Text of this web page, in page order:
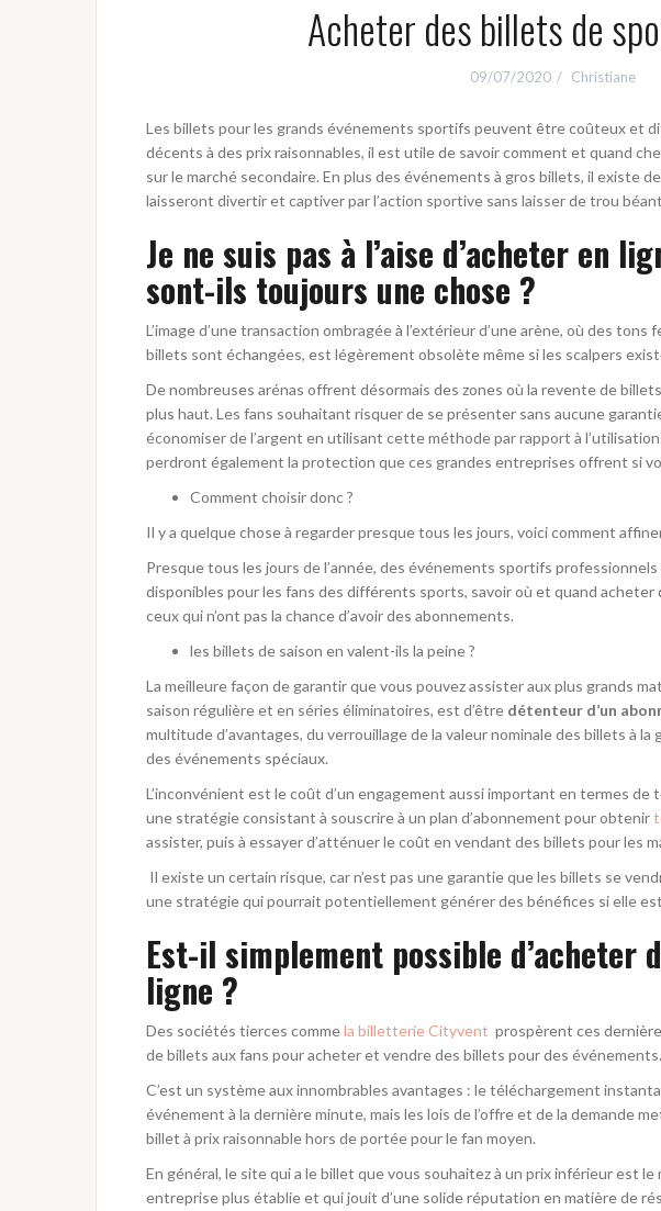
Acheter des billets de
09/07/2020 Christiane
Les billets pour les grands événements sportifs peuvent être coûteux et
décents à des prix raisonnables, il est utile de savoir comment et quand
sur le marché secondaire. En plus des événements à gros billets, il existe
laisseront divertir et captiver par l’action sportive sans laisser de trou
Je ne suis pas à l’aise d’acheter en
sont-ils toujours une chose ?
L’image d’une transaction ombragée à l’extérieur d’une arène, où des
billets sont échangées, est légèrement obsolète même si les scalpers
De nombreuses arénas offrent désormais des zones où la revente de
plus haut. Les fans souhaitant risquer de se présenter sans aucune
économiser de l’argent en utilisant cette méthode par rapport à l’utilisation
perdront également la protection que ces grandes entreprises offrent si
Comment choisir donc ?
Il y a quelque chose à regarder presque tous les jours, voici comment
Presque tous les jours de l’année, des événements sportifs
disponibles pour les fans des différents sports, savoir où et quand
ceux qui n’ont pas la chance d’avoir des abonnements.
les billets de saison en valent-ils la peine ?
La meilleure façon de garantir que vous pouvez assister aux plus grands
saison régulière et en séries éliminatoires, est d’être détenteur d’un
multitude d’avantages, du verrouillage de la valeur nominale des billets à la
des événements spéciaux.
L’inconvénient est le coût d’un engagement aussi important en termes
une stratégie consistant à souscrire à un plan d’abonnement pour obtenir
assister, puis à essayer d’atténuer le coût en vendant des billets pour les
Il existe un certain risque, car n’est pas une garantie que les billets se
une stratégie qui pourrait potentiellement générer des bénéfices si elle
Est-il simplement possible d’acheter
ligne ?
Des sociétés tierces commela billetterie Cityvent ​​prospèrent ces
de billets aux fans pour acheter et vendre des billets pour des événements.
C’est un système aux innombrables avantages : le téléchargement
événement à la dernière minute, mais les lois de l’offre et de la demande
billet à prix raisonnable hors de portée pour le fan moyen.
En général, le site qui a le billet que vous souhaitez à un prix inférieur est le
entreprise plus établie et qui jouit d’une solide réputation en matière de